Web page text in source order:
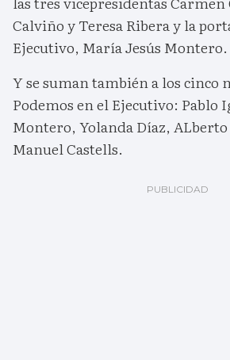
Calviño y Teresa Ribera y la
Ejecutivo, María Jesús Montero.
Y se suman también a los cinco
Podemos en el Ejecutivo: Pablo
Montero, Yolanda Díaz,
Manuel Castells.